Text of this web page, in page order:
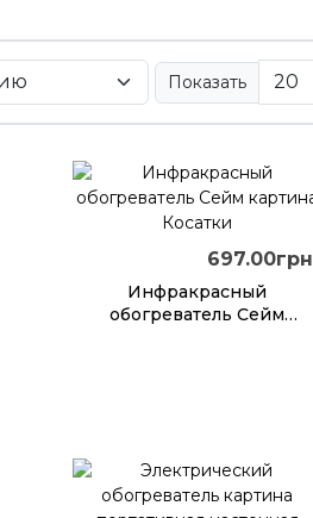
Показать
Инфракрасный
обогреватель Сейм
697.00грн